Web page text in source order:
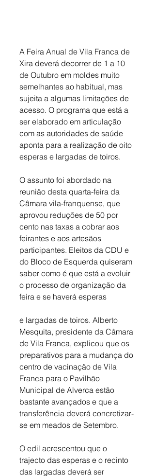
A Feira Anual de Vila Franca de
Xira deverá decorrer de 1 a 10
de Outubro em moldes muito
semelhantes ao habitual, mas
sujeita a algumas limitações de
acesso. O programa que está a
ser elaborado em articulação
com as autoridades de saúde
aponta para a realização de oito
esperas e largadas de toiros.
O assunto foi abordado na
reunião desta quarta-feira da
Câmara vila-franquense, que
aprovou reduções de 50 por
cento nas taxas a cobrar aos
feirantes e aos artesãos
participantes. Eleitos da CDU e
do Bloco de Esquerda quiseram
saber como é que está a evoluir
o processo de organização da
feira e se haverá esperas
e largadas de toiros. Alberto
Mesquita, presidente da Câmara
de Vila Franca, explicou que os
preparativos para a mudança do
centro de vacinação de Vila
Franca para o Pavilhão
Municipal de Alverca estão
bastante avançados e que a
transferência deverá concretizar-
se em meados de Setembro.
O edil acrescentou que o
trajecto das esperas e o recinto
das largadas deverá ser